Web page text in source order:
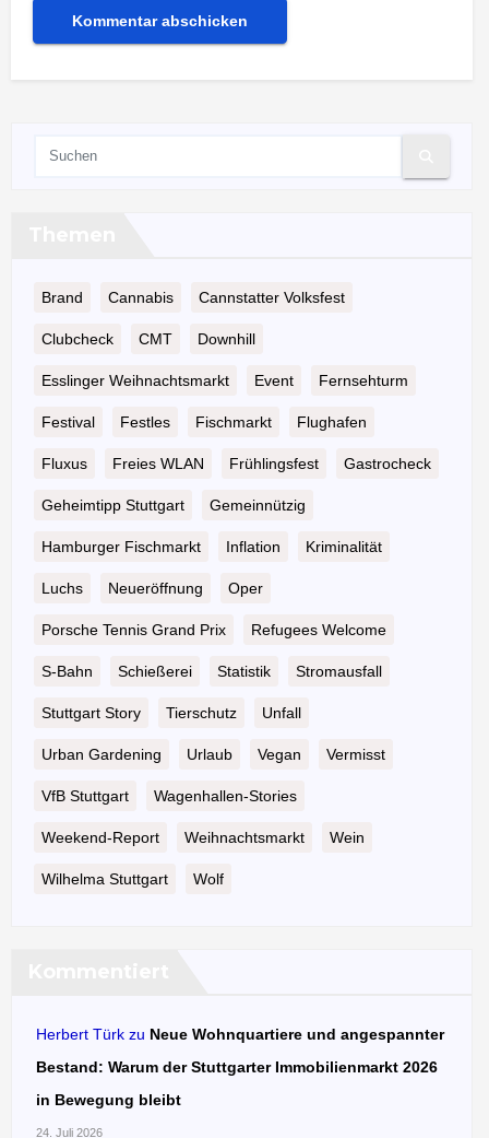
Brand Cannabis Cannstatter Volksfest
Clubcheck CMT Downhill
Esslinger Weihnachtsmarkt Event Fernsehturm
Festival Festles Fischmarkt Flughafen
Fluxus Freies WLAN Frühlingsfest Gastrocheck
Geheimtipp Stuttgart Gemeinnützig
Hamburger Fischmarkt Inflation Kriminalität
Luchs Neueröffnung Oper
Porsche Tennis Grand Prix Refugees Welcome
S-Bahn Schießerei Statistik Stromausfall
Stuttgart Story Tierschutz Unfall
Urban Gardening Urlaub Vegan Vermisst
VfB Stuttgart Wagenhallen-Stories
Weekend-Report Weihnachtsmarkt Wein
Wilhelma Stuttgart Wolf
Herbert Türk zu Neue Wohnquartiere und angespannter
Bestand: Warum der Stuttgarter Immobilienmarkt 2026
in Bewegung bleibt
24. Juli 2026